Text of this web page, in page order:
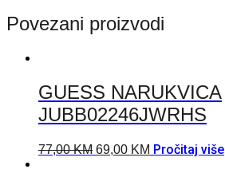
Povezani proizvodi
GUESS NARUKVICA
JUBB02246JWRHS
77,00KM 69,00 KM Pročitaj više